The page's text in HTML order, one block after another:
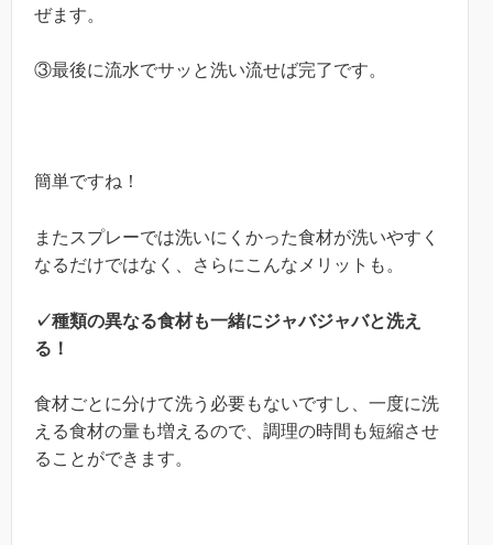
ぜます。
③最後に流水でサッと洗い流せば完了です。
簡単ですね！
またスプレーでは洗いにくかった食材が洗いやすく
なるだけではなく、さらにこんなメリットも。
✓種類の異なる食材も一緒にジャバジャバと洗え
る！
食材ごとに分けて洗う必要もないですし、一度に洗
える食材の量も増えるので、調理の時間も短縮させ
ることができます。